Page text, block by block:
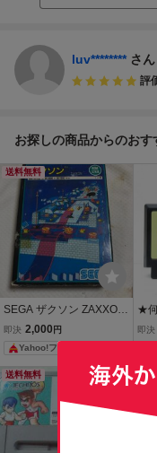
luv******** さん
評
お探しの商品からのおす
送料無料
SEGA ザクソン ZAXXON
ゲームカートリッジ SC-3
000 SG-1000用
即決 2,000 円
Yahoo!フリマ
★
★
コ
即決
送料無料 本